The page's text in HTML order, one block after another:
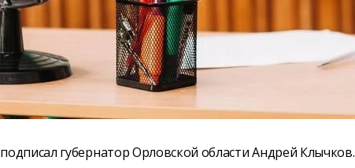
подписал губернатор Орловской области Андрей Клычков.